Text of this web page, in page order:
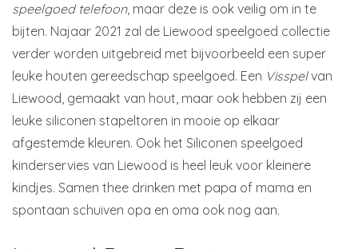
speelgoed telefoon, maar deze is ook veilig om in te
bijten. Najaar 2021 zal de Liewood speelgoed collectie
verder worden uitgebreid met bijvoorbeeld een super
leuke houten gereedschap speelgoed. Een Visspelvan
Liewood, gemaakt van hout, maar ook hebben zij een
leuke siliconen stapeltoren in mooie op elkaar
afgestemde kleuren. Ook het Siliconen speelgoed
kinderservies van Liewood is heel leuk voor kleinere
kindjes. Samen thee drinken met papa of mama en
spontaan schuiven opa en oma ook nog aan.